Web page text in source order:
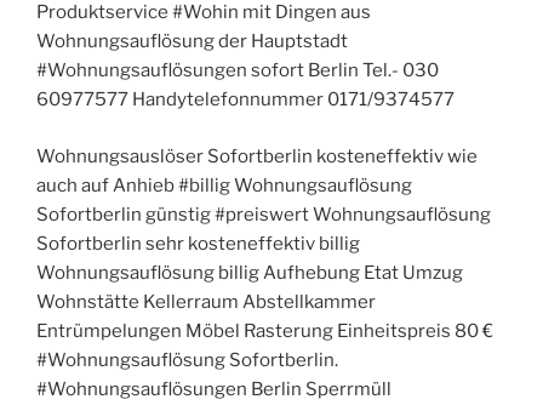
Produktservice #Wohin mit Dingen aus
Wohnungsauflösung der Hauptstadt
#Wohnungsauflösungen sofort Berlin Tel.- 030
60977577 Handytelefonnummer 0171/9374577
Wohnungsauslöser Sofortberlin kosteneffektiv wie
auch auf Anhieb #billig Wohnungsauflösung
Sofortberlin günstig #preiswert Wohnungsauflösung
Sofortberlin sehr kosteneffektiv billig
Wohnungsauflösung billig Aufhebung Etat Umzug
Wohnstätte Kellerraum Abstellkammer
Entrümpelungen Möbel Rasterung Einheitspreis 80 €
#Wohnungsauflösung Sofortberlin.
#Wohnungsauflösungen Berlin Sperrmüll